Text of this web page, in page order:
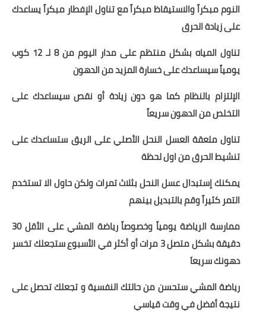
النوم مبكراً والاستيقاظ مبكراً مع تناول الإفطار مبكراً يساعدك
على زيادة الحرق
تناول المياه بشكل منتظم على مدار اليوم من 8 لـ 12 كوب
يومياً سيساعدك على خسارة المزيد من الدهون
الإلتزام بالنظام كما هو دون زيادة أو نقص سيساعدك على
التخلص من الدهون سريعاً
تناول ملعقة العسل النحل الأصلي على الريق ستساعدك على
تنشيط الحرق من اول لحظة
يمكنك إستبدال عسل النحل بثلاث تمرات ولكن حاول الا تستخدم
التمر كثيراً وقم بالتبديل بينهم
ممارسة الرياضة يومياً وخصوصاً رياضة المشي على الأقل 30
دقيقة بشكل متصل 3 مرات أو أكثر في الأسبوع ستجعلك تخسر
دهونك سريعاَ
رياضة المشي ستحسن من حالتك النفسية و تجعلك تحصل على
نتيجة أفضل في وقت قياسي